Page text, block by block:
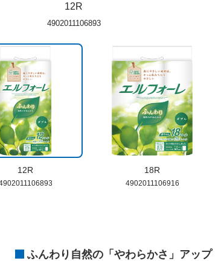
12R
4902011106893
12R 18R
4902011106916
ふんわり自然の「やわらかさ」アップ